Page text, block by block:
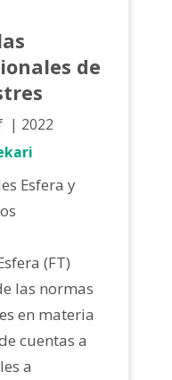
de
2022
Esfera y
(FT)
las normas
en materia
cuentas a
a